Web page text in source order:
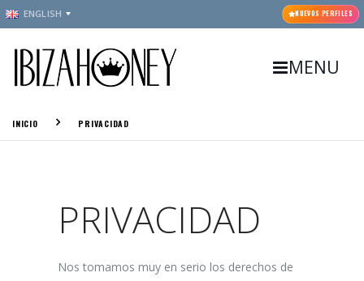
ENGLISH NUEVOS PERFILES
MENU
INICIO PRIVACIDAD
PRIVACIDAD
Nos tomamos muy en serio los derechos de